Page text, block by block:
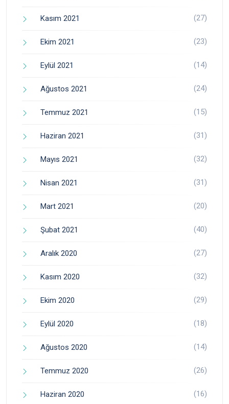
Kasım 2021 (27)
Ekim 2021 (23)
Eylül 2021 (14)
Ağustos 2021 (24)
Temmuz 2021 (15)
Haziran 2021 (31)
Mayıs 2021 (32)
Nisan 2021 (31)
Mart 2021 (20)
Şubat 2021 (40)
Aralık 2020 (27)
Kasım 2020 (32)
Ekim 2020 (29)
Eylül 2020 (18)
Ağustos 2020 (14)
Temmuz 2020 (26)
Haziran 2020 (16)